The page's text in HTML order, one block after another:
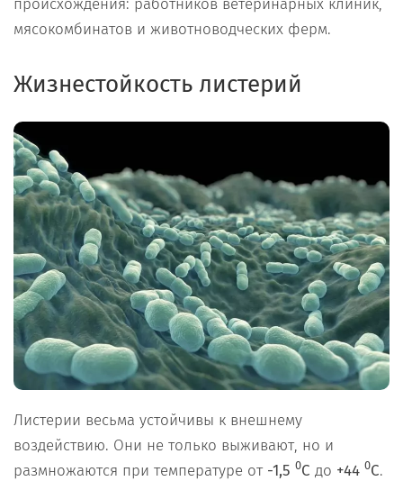
происхождения: работников ветеринарных клиник,
мясокомбинатов и животноводческих ферм.
Жизнестойкость листерий
Листерии весьма устойчивы к внешнему
воздействию. Они не только выживают, но и
размножаются при температуре от -1,5 0С до +44 0С.